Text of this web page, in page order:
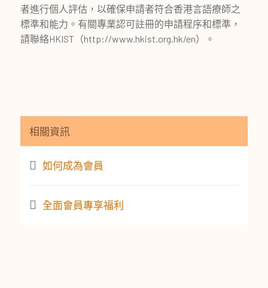
者進行個人評估，以確保申請者符合香港言語療師之
標準和能力。有關專業認可註冊的申請程序和標準，
請聯絡HKIST（http://www.hkist.org.hk/en）。
相關資訊
如何成為會員
全面會員專享福利